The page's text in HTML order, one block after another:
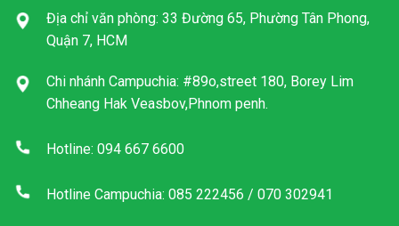
Địa chỉ văn phòng: 33 Đường 65, Phường Tân Phong,
Quận 7, HCM
Chi nhánh Campuchia: #89o,street 180, Borey Lim
Chheang Hak Veasbov,Phnom penh.
Hotline: 094 667 6600
Hotline Campuchia: 085 222456 / 070 302941